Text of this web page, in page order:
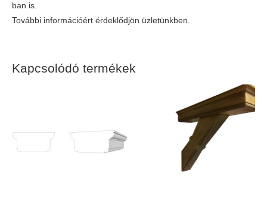
ban is.
További információért érdeklődjön üzletünkben.
Kapcsolódó termékek